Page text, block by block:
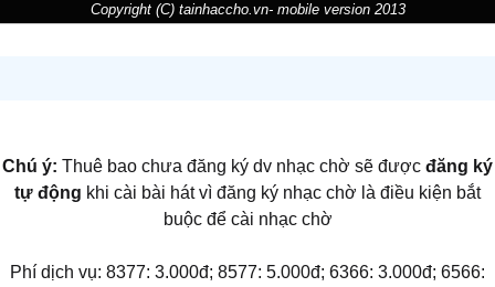
Copyright (C) tainhaccho.vn- mobile version 2013
Chú ý: Thuê bao chưa đăng ký dv nhạc chờ sẽ được đăng ký
tự động khi cài bài hát vì đăng ký nhạc chờ là điều kiện bắt
buộc để cài nhạc chờ
Phí dịch vụ: 8377: 3.000đ; 8577: 5.000đ; 6366: 3.000đ; 6566: